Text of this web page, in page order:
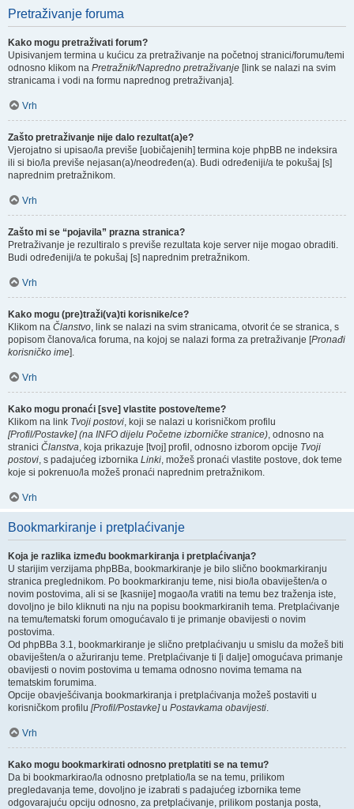
Pretraživanje foruma
Kako mogu pretraživati forum?
Upisivanjem termina u kućicu za pretraživanje na početnoj stranici/forumu/temi
odnosno klikom na Pretražnik/Napredno pretraživanje [link se nalazi na svim
stranicama i vodi na formu naprednog pretraživanja].
Vrh
Zašto pretraživanje nije dalo rezultat(a)e?
Vjerojatno si upisao/la previše [uobičajenih] termina koje phpBB ne indeksira
ili si bio/la previše nejasan(a)/neodređen(a). Budi određeniji/a te pokušaj [s]
naprednim pretražnikom.
Vrh
Zašto mi se “pojavila” prazna stranica?
Pretraživanje je rezultiralo s previše rezultata koje server nije mogao obraditi.
Budi određeniji/a te pokušaj [s] naprednim pretražnikom.
Vrh
Kako mogu (pre)traži(va)ti korisnike/ce?
Klikom na Članstvo, link se nalazi na svim stranicama, otvorit će se stranica, s
popisom članova/ica foruma, na kojoj se nalazi forma za pretraživanje [Pronađi
korisničko ime].
Vrh
Kako mogu pronaći [sve] vlastite postove/teme?
Klikom na link Tvoji postovi, koji se nalazi u korisničkom profilu
[Profil/Postavke] (na INFO dijelu Početne izborničke stranice), odnosno na
stranici Članstva, koja prikazuje [tvoj] profil, odnosno izborom opcije Tvoji
postovi, s padajućeg izbornika Linki, možeš pronaći vlastite postove, dok teme
koje si pokrenuo/la možeš pronaći naprednim pretražnikom.
Vrh
Bookmarkiranje i pretplaćivanje
Koja je razlika između bookmarkiranja i pretplaćivanja?
U starijim verzijama phpBBa, bookmarkiranje je bilo slično bookmarkiranju
stranica preglednikom. Po bookmarkiranju teme, nisi bio/la obaviješten/a o
novim postovima, ali si se [kasnije] mogao/la vratiti na temu bez traženja iste,
dovoljno je bilo kliknuti na nju na popisu bookmarkiranih tema. Pretplaćivanje
na temu/tematski forum omogućavalo ti je primanje obavijesti o novim
postovima.
Od phpBBa 3.1, bookmarkiranje je slično pretplaćivanju u smislu da možeš biti
obaviješten/a o ažuriranju teme. Pretplaćivanje ti [i dalje] omogućava primanje
obavijesti o novim postovima u temama odnosno novima temama na
tematskim forumima.
Opcije obavješćivanja bookmarkiranja i pretplaćivanja možeš postaviti u
korisničkom profilu [Profil/Postavke]u Postavkama obavijesti.
Vrh
Kako mogu bookmarkirati odnosno pretplatiti se na temu?
Da bi bookmarkirao/la odnosno pretplatio/la se na temu, prilikom
pregledavanja teme, dovoljno je izabrati s padajućeg izbornika teme
odgovarajuću opciju odnosno, za pretplaćivanje, prilikom postanja posta,